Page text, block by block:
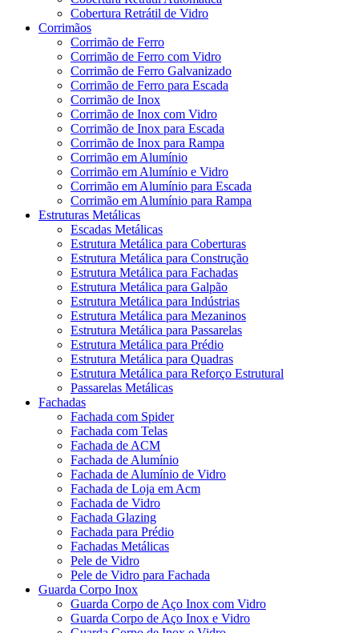
Cobertura Retrátil de Vidro
Corrimãos
Corrimão de Ferro
Corrimão de Ferro com Vidro
Corrimão de Ferro Galvanizado
Corrimão de Ferro para Escada
Corrimão de Inox
Corrimão de Inox com Vidro
Corrimão de Inox para Escada
Corrimão de Inox para Rampa
Corrimão em Alumínio
Corrimão em Alumínio e Vidro
Corrimão em Alumínio para Escada
Corrimão em Alumínio para Rampa
Estruturas Metálicas
Escadas Metálicas
Estrutura Metálica para Coberturas
Estrutura Metálica para Construção
Estrutura Metálica para Fachadas
Estrutura Metálica para Galpão
Estrutura Metálica para Indústrias
Estrutura Metálica para Mezaninos
Estrutura Metálica para Passarelas
Estrutura Metálica para Prédio
Estrutura Metálica para Quadras
Estrutura Metálica para Reforço Estrutural
Passarelas Metálicas
Fachadas
Fachada com Spider
Fachada com Telas
Fachada de ACM
Fachada de Alumínio
Fachada de Alumínio de Vidro
Fachada de Loja em Acm
Fachada de Vidro
Fachada Glazing
Fachada para Prédio
Fachadas Metálicas
Pele de Vidro
Pele de Vidro para Fachada
Guarda Corpo Inox
Guarda Corpo de Aço Inox com Vidro
Guarda Corpo de Aço Inox e Vidro